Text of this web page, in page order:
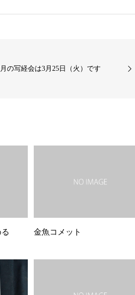
の写経会は3月25日（火）です
金魚コメット